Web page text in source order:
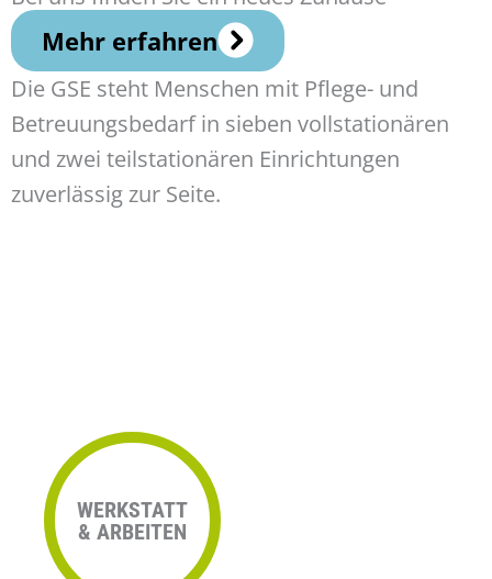
Mehr erfahren
Die GSE steht Menschen mit Pflege- und
Betreuungsbedarf in sieben vollstationären
und zwei teilstationären Einrichtungen
zuverlässig zur Seite.
WERKSTATT
& ARBEITEN